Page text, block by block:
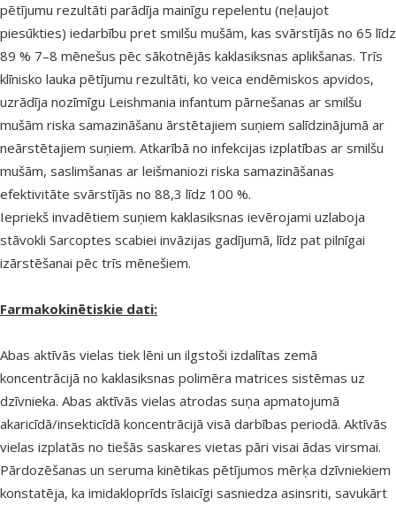
pētījumu rezultāti parādīja mainīgu repelentu (neļaujot
piesūkties) iedarbību pret smilšu mušām, kas svārstījās no 65 līdz
89 % 7–8 mēnešus pēc sākotnējās kaklasiksnas aplikšanas. Trīs
klīnisko lauka pētījumu rezultāti, ko veica endēmiskos apvidos,
uzrādīja nozīmīgu Leishmania infantum pārnešanas ar smilšu
mušām riska samazināšanu ārstētajiem suņiem salīdzinājumā ar
neārstētajiem suņiem. Atkarībā no infekcijas izplatības ar smilšu
mušām, saslimšanas ar leišmaniozi riska samazināšanas
efektivitāte svārstījās no 88,3 līdz 100 %.
Iepriekš invadētiem suņiem kaklasiksnas ievērojami uzlaboja
stāvokli Sarcoptes scabiei invāzijas gadījumā, līdz pat pilnīgai
izārstēšanai pēc trīs mēnešiem.
Farmakokinētiskie dati:
Abas aktīvās vielas tiek lēni un ilgstoši izdalītas zemā
koncentrācijā no kaklasiksnas polimēra matrices sistēmas uz
dzīvnieka. Abas aktīvās vielas atrodas suņa apmatojumā
akaricīdā/insekticīdā koncentrācijā visā darbības periodā. Aktīvās
vielas izplatās no tiešās saskares vietas pāri visai ādas virsmai.
Pārdozēšanas un seruma kinētikas pētījumos mērķa dzīvniekiem
konstatēja, ka imidakloprīds īslaicīgi sasniedza asinsriti, savukārt